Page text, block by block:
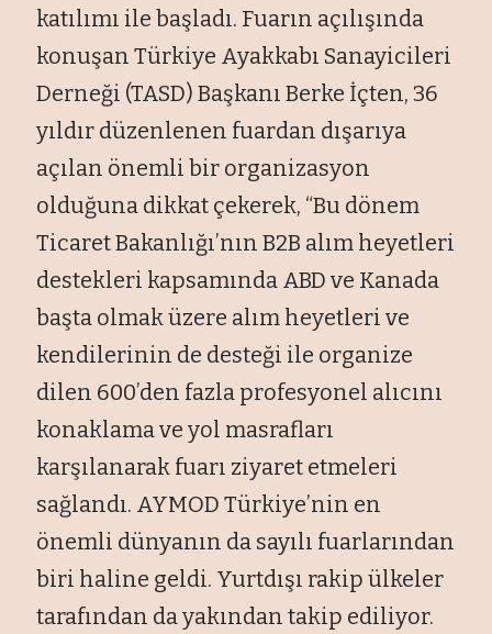
katılımı ile başladı. Fuarın açılışında
konuşan Türkiye Ayakkabı Sanayicileri
Derneği (TASD) Başkanı Berke İçten, 36
yıldır düzenlenen fuardan dışarıya
açılan önemli bir organizasyon
olduğuna dikkat çekerek, “Bu dönem
Ticaret Bakanlığı’nın B2B alım heyetleri
destekleri kapsamında ABD ve Kanada
başta olmak üzere alım heyetleri ve
kendilerinin de desteği ile organize
dilen 600’den fazla profesyonel alıcını
konaklama ve yol masrafları
karşılanarak fuarı ziyaret etmeleri
sağlandı. AYMOD Türkiye’nin en
önemli dünyanın da sayılı fuarlarından
biri haline geldi. Yurtdışı rakip ülkeler
tarafından da yakından takip ediliyor.